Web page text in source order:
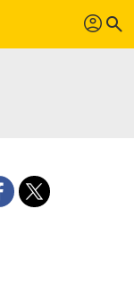
profil search